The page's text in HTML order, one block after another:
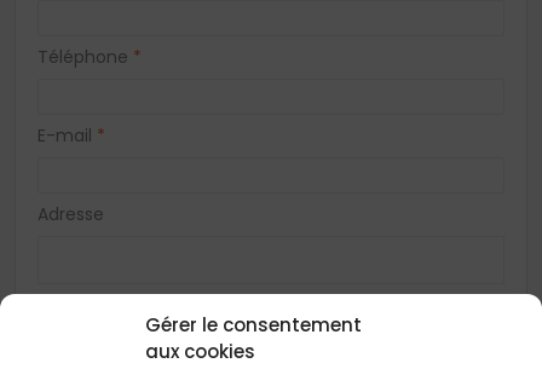
Gérer le consentement
aux cookies
Téléphone *
E-mail *
Adresse
*